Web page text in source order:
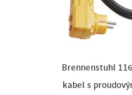
Brennenstuhl
kabel s